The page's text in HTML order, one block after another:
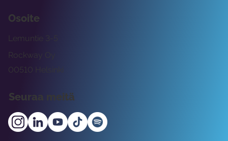
Osoite
Rockway Oy
Lemuntie 3-5
00510 Helsinki
Seuraa meitä